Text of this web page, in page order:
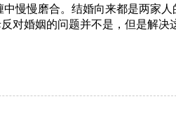
慢慢磨合。结婚向来都是两家人
对婚姻的问题并不是，但是解决